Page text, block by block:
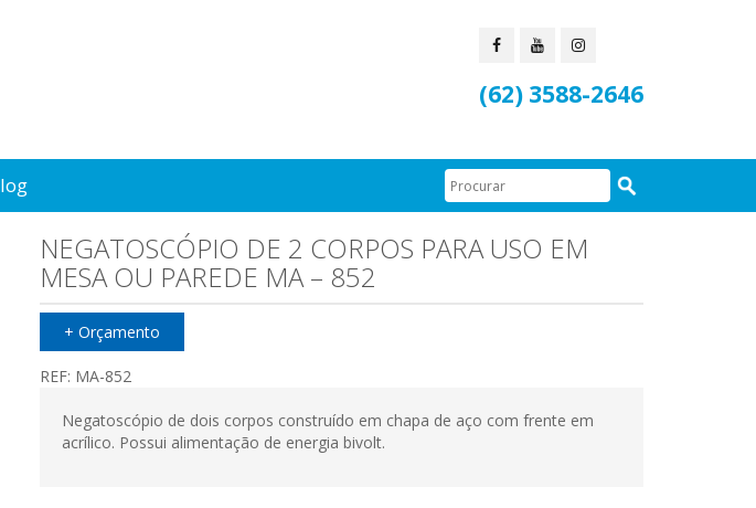
(62) 3588-2646
NEGATOSCÓPIO DE 2 CORPOS PARA USO EM
MESA OU PAREDE MA – 852
+ Orçamento
REF: MA-852
Negatoscópio de dois corpos construído em chapa de aço com frente em
acrílico. Possui alimentação de energia bivolt.